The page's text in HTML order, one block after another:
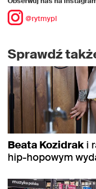
@rytmypl
Sprawdź
Beata Kozidrak i
hip-hopowym